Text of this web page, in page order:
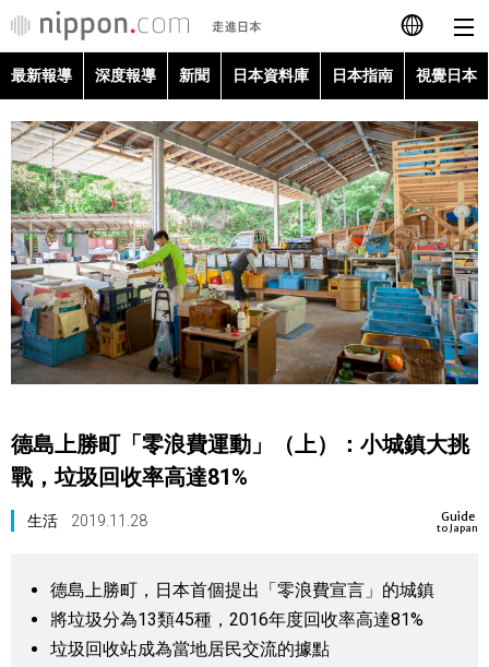
日本語
English
简体字
Français
Español
العربية
最新報導
深度報導
新聞
日本指南
視覺日本
臺灣香港
更多
最新報導 深度報導 新聞 日本資料庫 日本指南 視覺日本
德島上勝町「零浪費運動」（上）：小城鎮大挑
戰，垃圾回收率高達81%
Guide
to Japan
生活 2019.11.28
德島上勝町，日本首個提出「零浪費宣言」的城鎮
將垃圾分為13類45種，2016年度回收率高達81%
垃圾回收站成為當地居民交流的據點